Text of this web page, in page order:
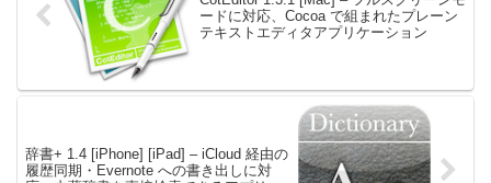
ードに対応、Cocoa で組まれたプレーン
テキストエディタアプリケーション
辞書+ 1.4 [iPhone] [iPad] – iCloud 経由の
履歴同期・Evernote への書き出しに対